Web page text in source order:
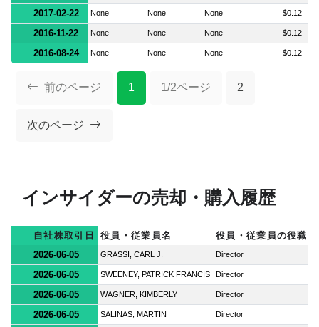
2017-02-22 None None None $0.12
2016-11-22 None None None $0.12
2016-08-24 None None None $0.12
前のページ 1 1/2ページ 2
次のページ
インサイダーの売却・購入履歴
自社株取引日 役員・従業員名
役員・従業員の役職
2026-06-05
GRASSI, CARL J. Director
2026-06-05 SWEENEY, PATRICK FRANCIS Director
2026-06-05 WAGNER, KIMBERLY Director
2026-06-05 SALINAS, MARTIN Director